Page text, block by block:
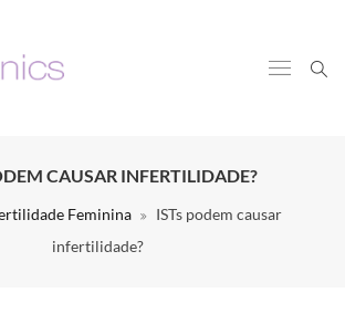
CAUSAR INFERTILIDADE?
Feminina
ISTs podem causar
infertilidade?